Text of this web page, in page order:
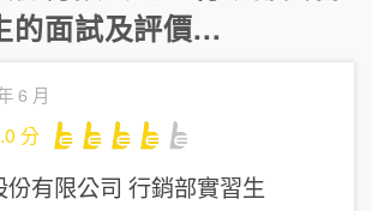
的面試及評價...
6 月
分
有限公司 行銷部實習生